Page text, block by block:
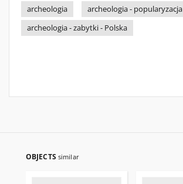
archeologia
archeologia - popularyzacja
archeologia - zabytki - Polska
OBJECTS similar